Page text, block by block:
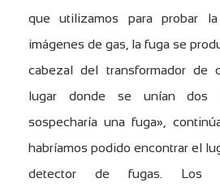
que utilizamos para probar
imágenes de gas, la fuga se
cabezal del transformador de
lugar donde se unían dos
sospecharía una fuga»,
habríamos podido encontrar el
detector de fugas. Los